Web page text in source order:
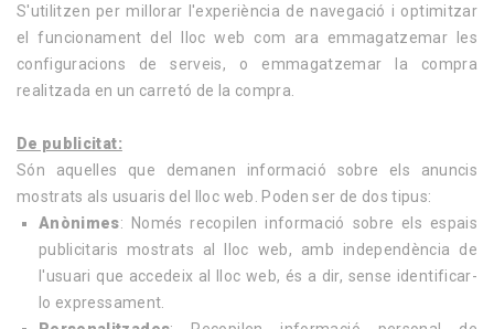
S'utilitzen per millorar l'experiència de navegació i optimitzar
el funcionament del lloc web com ara emmagatzemar les
configuracions de serveis, o emmagatzemar la compra
realitzada en un carretó de la compra.
De publicitat:
Són aquelles que demanen informació sobre els anuncis
mostrats als usuaris del lloc web. Poden ser de dos tipus:
Anònimes: Només recopilen informació sobre els espais
publicitaris mostrats al lloc web, amb independència de
l'usuari que accedeix al lloc web, és a dir, sense identificar-
lo expressament.